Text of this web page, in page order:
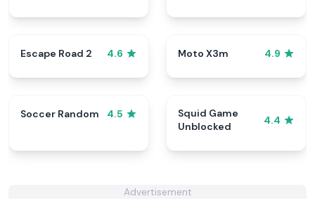
Escape Road 2 4.6 Moto X3m 4.9
Soccer Random 4.5
Squid Game
Unblocked
4.4
Advertisement